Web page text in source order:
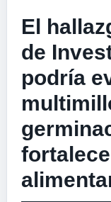
El
de
podría